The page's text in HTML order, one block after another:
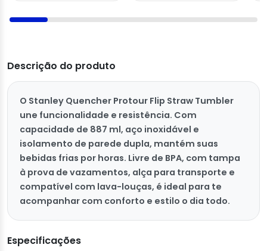
Descrição do produto
O Stanley Quencher Protour Flip Straw Tumbler
une funcionalidade e resistência. Com
capacidade de 887 ml, aço inoxidável e
isolamento de parede dupla, mantém suas
bebidas frias por horas. Livre de BPA, com tampa
à prova de vazamentos, alça para transporte e
compatível com lava-louças, é ideal para te
acompanhar com conforto e estilo o dia todo.
Especificações